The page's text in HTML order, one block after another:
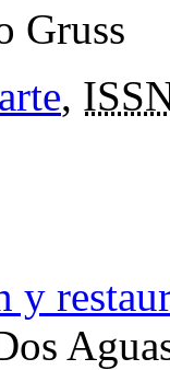
Gruss
,
y